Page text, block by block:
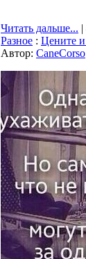
Читать дальше...
Разное : Цените и
Автор: CaneCorso